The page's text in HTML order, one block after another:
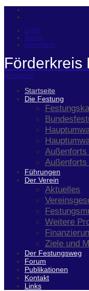
Login
Suche
Impressum
Förderkreis
Navigation
Startseite
Die Festung
Führungen
Der Verein
Aktuelles
Weitere
Ziele und
Der Festungsweg
Forum
Publikationen
Kontakt
Links